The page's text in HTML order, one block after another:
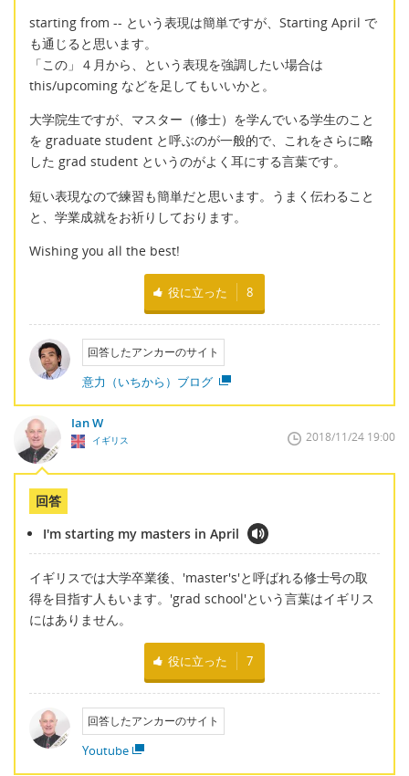
starting from -- という表現は簡単ですが、Starting April で
も通じると思います。
「この」４月から、という表現を強調したい場合は
this/upcoming などを足してもいいかと。
大学院生ですが、マスター（修士）を学んでいる学生のこと
を graduate student と呼ぶのが一般的で、これをさらに略
した grad student というのがよく耳にする言葉です。
短い表現なので練習も簡単だと思います。うまく伝わること
と、学業成就をお祈りしております。
Wishing you all the best!
役に立った 8
回答したアンカーのサイト
意力（いちから）ブログ
Ian W
イギリス 2018/11/24 19:00
回答
I'm starting my masters in April
イギリスでは大学卒業後、'master's'と呼ばれる修士号の取
得を目指す人もいます。'grad school'という言葉はイギリス
にはありません。
役に立った 7
回答したアンカーのサイト
Youtube